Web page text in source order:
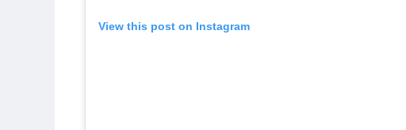
View this post on Instagram